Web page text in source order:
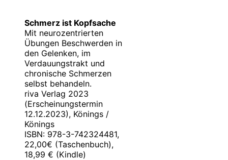
Schmerz ist Kopfsache
Mit neurozentrierten
Übungen Beschwerden in
den Gelenken, im
Verdauungstrakt und
chronische Schmerzen
selbst behandeln.
riva Verlag 2023
(Erscheinungstermin
12.12.2023), Könings /
Könings
ISBN: 978-3-742324481,
22,00€ (Taschenbuch),
18,99 € (Kindle)